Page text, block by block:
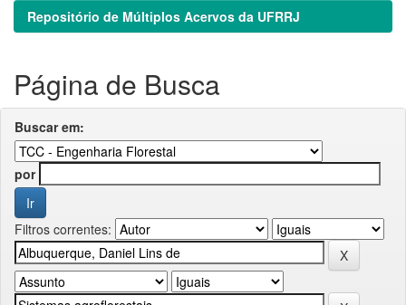
Repositório de Múltiplos Acervos da UFRRJ
Página de Busca
Buscar em:
por
Filtros correntes: